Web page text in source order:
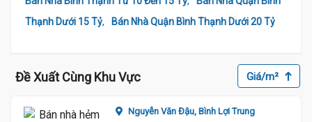
Thạnh Dưới 15 Tỷ, Bán Nhà Quận Bình Thạnh Dưới 20 Tỷ
Đề Xuất Cùng Khu Vực Giá/m²
Nguyễn Văn Đậu, Bình Lợi Trung